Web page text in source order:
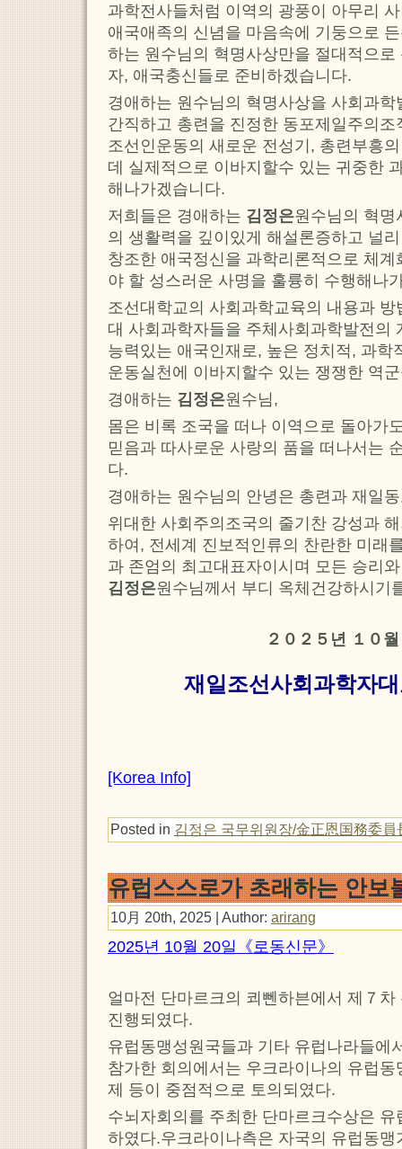
과학전사들처럼 이역의 광풍이 아무리
애국애족의 신념을 마음속에 기둥으로
하는 원수님의 혁명사상만을 절대적으
자, 애국충신들로 준비하겠습니다.
경애하는 원수님의 혁명사상을 사회과
간직하고 총련을 진정한 동포제일주의
조선인운동의 새로운 전성기, 총련부흥
데 실제적으로 이바지할수 있는 귀중한
해나가겠습니다.
저희들은 경애하는 김정은원수님의 혁명
의 생활력을 깊이있게 해설론증하고 널
창조한 애국정신을 과학리론적으로 체
야 할 성스러운 사명을 훌륭히 수행해나
조선대학교의 사회과학교육의 내용과
대 사회과학자들을 주체사회과학발전의
능력있는 애국인재로, 높은 정치적, 과학
운동실천에 이바지할수 있는 쟁쟁한 역
경애하는 김정은원수님,
몸은 비록 조국을 떠나 이역으로 돌아가
믿음과 따사로운 사랑의 품을 떠나서는
다.
경애하는 원수님의 안녕은 총련과 재일
위대한 사회주의조국의 줄기찬 강성과
하여, 전세계 진보적인류의 찬란한 미래
과 존엄의 최고대표자이시며 모든 승리
김정은원수님께서 부디 옥체건강하시기
２０２５년 １０
재일조선사회과학자
[Korea Info]
Posted in 김정은 국무위원장/金正恩国務委員
유럽스스로가 초래하는 안보
10月 20th, 2025 | Author: arirang
2025년 10월 20일《로동신문》
얼마전 단마르크의 쾨뻰하븐에서 제７
진행되였다.
유럽동맹성원국들과 기타 유럽나라들에
참가한 회의에서는 우크라이나의 유럽
제 등이 중점적으로 토의되였다.
수뇌자회의를 주최한 단마르크수상은
하였다.우크라이나측은 자국의 유럽동